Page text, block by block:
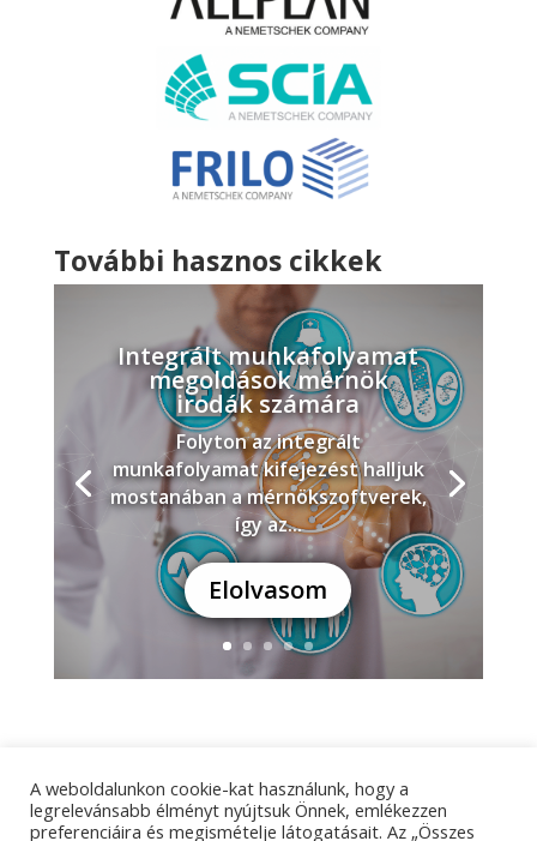
További hasznos cikkek
Integrált munkafolyamat
megoldások mérnök
irodák számára
Folyton az integrált
munkafolyamat kifejezést halljuk
mostanában a mérnökszoftverek,
így az...
Elolvasom
Adatkezelési tájékoztató
Impresszum
Kapcsolat
A weboldalunkon cookie-kat használunk, hogy a
legrelevánsabb élményt nyújtsuk Önnek, emlékezzen
preferenciáira és megismételje látogatásait. Az „Összes